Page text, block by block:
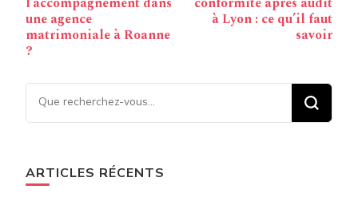
une agence
matrimoniale à Roanne
?
à Lyon : ce qu’il faut
savoir
Vous recherchiez quelque
chose ?
ARTICLES RÉCENTS